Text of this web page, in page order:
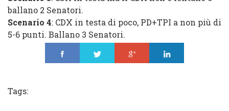
ballano 2 Senatori.
Scenario 4: CDX in testa di poco, PD+TPI a non più di
5-6 punti. Ballano 3 Senatori.
Tags: